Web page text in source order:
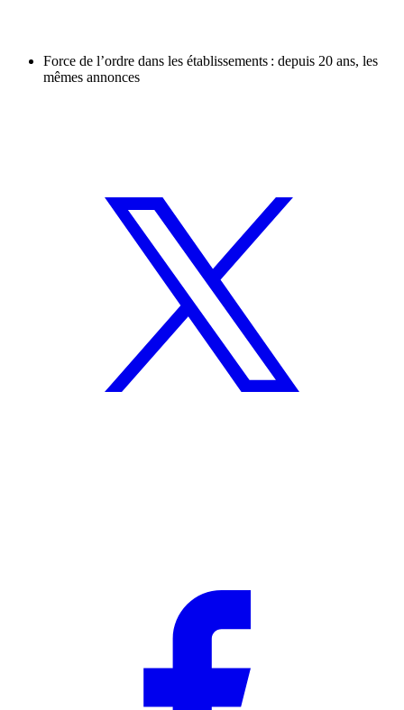
Force de l’ordre dans les établissements : depuis 20 ans, les
mêmes annonces